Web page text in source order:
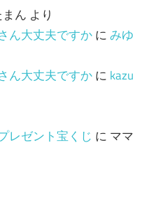
ん より
ん大丈夫ですかにみゆ
ん大丈夫ですかに kazu
レゼント宝くじ に ママ